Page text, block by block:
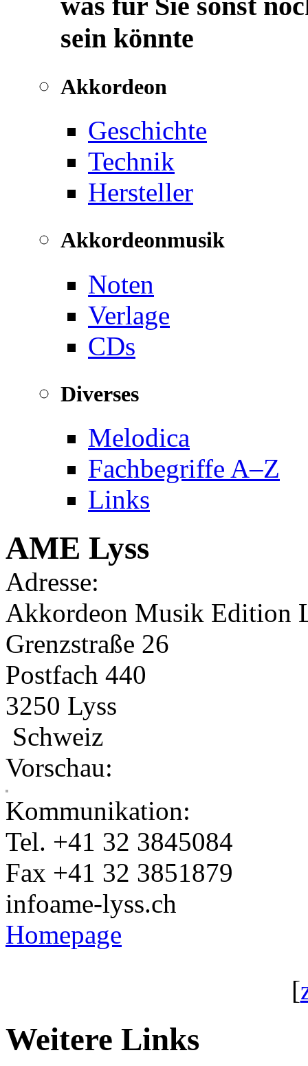
sein könnte
Akkordeon
Geschichte
Technik
Hersteller
Akkordeonmusik
Noten
Verlage
CDs
Diverses
Melodica
Fachbegriffe A–Z
Links
AME Lyss
Adresse:
Akkordeon Musik Edition
Grenzstraße 26
Postfach 440
3250 Lyss
Schweiz
Vorschau:
Kommunikation:
Tel. +41 32 3845084
Fax +41 32 3851879
infoame-lyss.ch
Homepage
[
Weitere Links